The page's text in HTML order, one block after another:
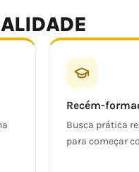
Recém-
Busca prática
para começar